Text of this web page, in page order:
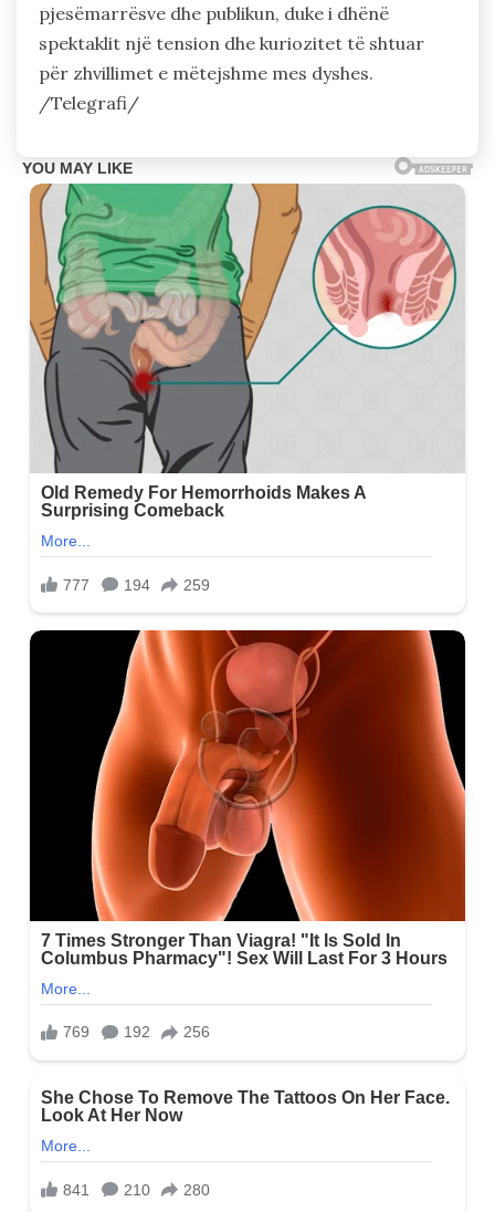
pjesëmarrësve dhe publikun, duke i dhënë
spektaklit një tension dhe kuriozitet të shtuar
për zhvillimet e mëtejshme mes dyshes.
/Telegrafi/